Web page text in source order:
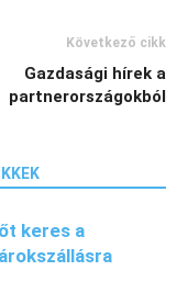
Következő cikk
Gazdasági hírek a
partnerországokból
keres a